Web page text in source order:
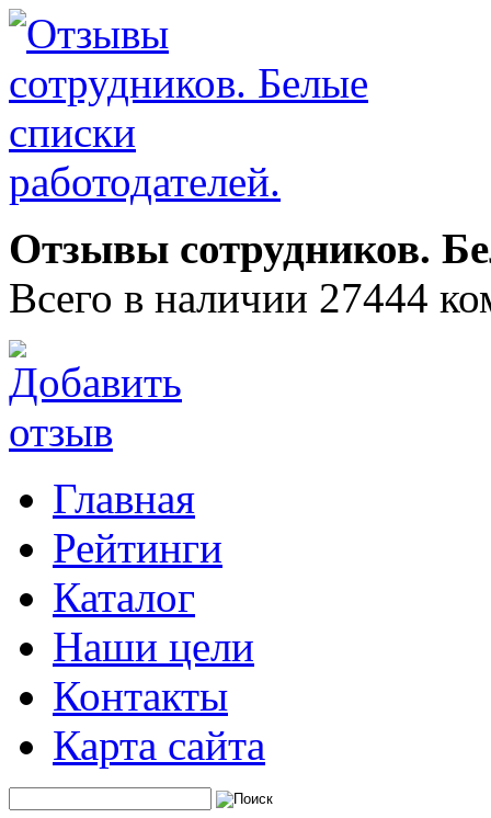
Отзывы сотрудников.
Всего в наличии 27444
Главная
Рейтинги
Каталог
Наши цели
Контакты
Карта сайта